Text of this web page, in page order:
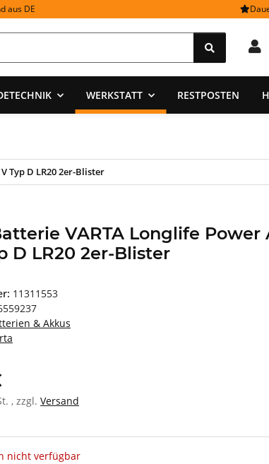
aus DE
WERKSTATT RESTPOSTEN
Typ D LR20 2er-Blister
VARTA Longlife Power
D LR20 2er-Blister
11311553
& Akkus
, zzgl. Versand
nicht verfügbar